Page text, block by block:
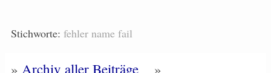
Stichworte: fehler name fail
» Archiv aller Beiträge
»